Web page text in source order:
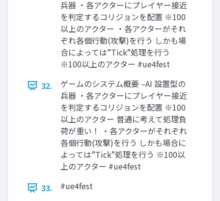
兵器 ・各アクターにプレイヤー接近
を判定するコリジョンを配置 ※100
以上のアクター ・各アクターがそれ
ぞれ各個行動(攻撃)を行う しかも場
合によっては”Tick”処理を行う
※100以上のアクター #ue4fest
32.
ゲームのシステム概要 –AI 設置型の
兵器 ・各アクターにプレイヤー接近
を判定するコリジョンを配置 ※100
以上のアクター 普通に考えて処理負
荷が重い！ ・各アクターがそれぞれ
各個行動(攻撃)を行う しかも場合に
よっては”Tick”処理を行う ※100以
上のアクター #ue4fest
33.
#ue4fest